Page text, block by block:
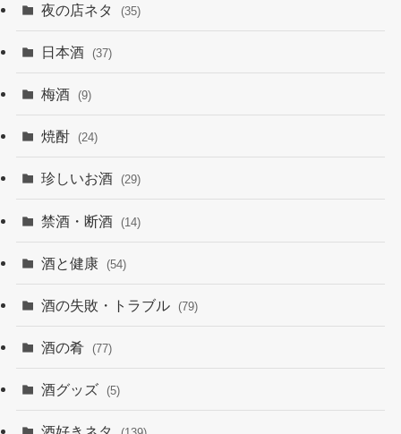
夜の店ネタ (35)
日本酒 (37)
梅酒 (9)
焼酎 (24)
珍しいお酒 (29)
禁酒・断酒 (14)
酒と健康 (54)
酒の失敗・トラブル (79)
酒の肴 (77)
酒グッズ (5)